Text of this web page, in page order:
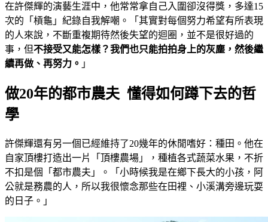
在許傑輝的演藝生涯中，他常常拿自己入圍卻沒得獎，多達15
次的「槓龜」紀錄自我解嘲。「其實對每個努力希望有所表現
的人來說，不斷重複期待然後失望的迴圈，並不是很好過的
事，但不接受又能怎樣？我們也只能拍拍身上的灰塵，然後繼
續再做、再努力。 」
做20年的都市農夫 懂得如何蹲下去的哲
學
許傑輝還有另一個已經維持了20幾年的休閒嗜好：種田。他在
自家頂樓打造出一片「頂樓農場」，種植各式蔬菜水果，不折
不扣是個「都市農夫」。「小時候我是在鄉下長大的小孩，阿
公就是務農的人，所以我很懷念那些在田裡、小溪溝旁邊玩耍
的日子。」